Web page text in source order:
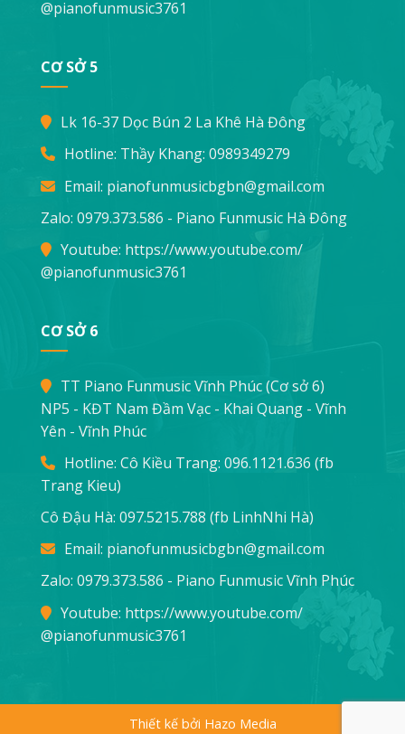
@pianofunmusic3761
CƠ SỞ 5
Lk 16-37 Dọc Bún 2 La Khê Hà Đông
Hotline: Thầy Khang: 0989349279
Email: pianofunmusicbgbn@gmail.com
Zalo: 0979.373.586 - Piano Funmusic Hà Đông
Youtube: https://www.youtube.com/
@pianofunmusic3761
CƠ SỞ 6
TT Piano Funmusic Vĩnh Phúc (Cơ sở 6)
NP5 - KĐT Nam Đầm Vạc - Khai Quang - Vĩnh
Yên - Vĩnh Phúc
Hotline: Cô Kiều Trang: 096.1121.636 (fb
Trang Kieu)
Cô Đậu Hà: 097.5215.788 (fb LinhNhi Hà)
Email: pianofunmusicbgbn@gmail.com
Zalo: 0979.373.586 - Piano Funmusic Vĩnh Phúc
Youtube: https://www.youtube.com/
@pianofunmusic3761
Thiết kế bởi Hazo Media